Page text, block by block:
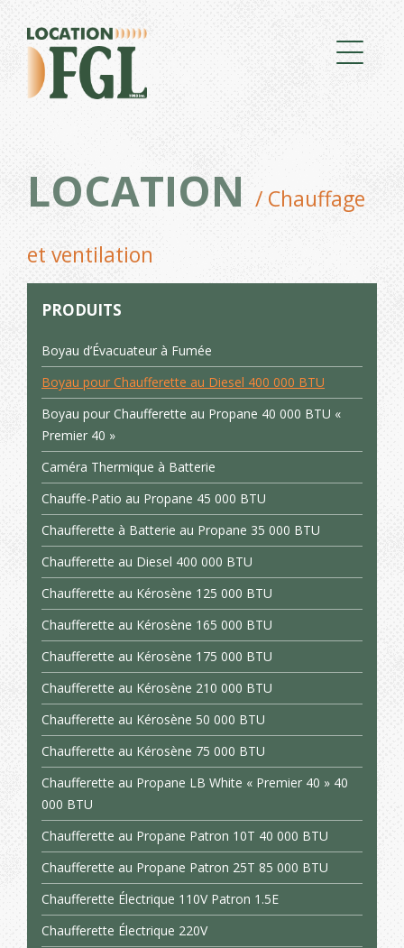
LOCATION / Chauffage
et ventilation
PRODUITS
Boyau d’Évacuateur à Fumée
Boyau pour Chaufferette au Diesel 400 000 BTU
Boyau pour Chaufferette au Propane 40 000 BTU «
Premier 40 »
Caméra Thermique à Batterie
Chauffe-Patio au Propane 45 000 BTU
Chaufferette à Batterie au Propane 35 000 BTU
Chaufferette au Diesel 400 000 BTU
Chaufferette au Kérosène 125 000 BTU
Chaufferette au Kérosène 165 000 BTU
Chaufferette au Kérosène 175 000 BTU
Chaufferette au Kérosène 210 000 BTU
Chaufferette au Kérosène 50 000 BTU
Chaufferette au Kérosène 75 000 BTU
Chaufferette au Propane LB White « Premier 40 » 40
000 BTU
Chaufferette au Propane Patron 10T 40 000 BTU
Chaufferette au Propane Patron 25T 85 000 BTU
Chaufferette Électrique 110V Patron 1.5E
Chaufferette Électrique 220V